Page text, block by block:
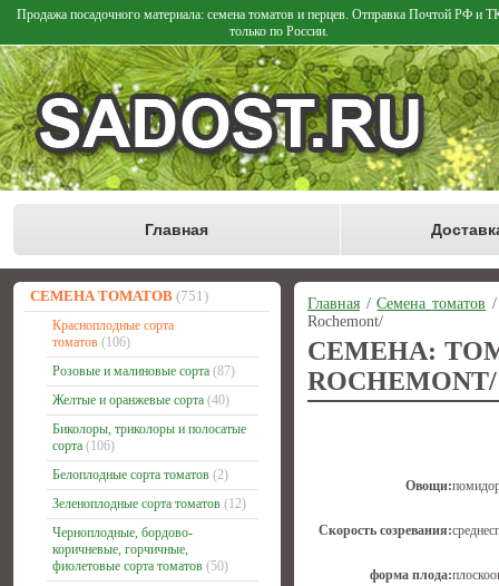
Продажа посадочного материала: семена томатов и перцев. Отправка Почтой РФ и
только по России.
Главная
СЕМЕНА ТОМАТОВ (751)
Красноплодные сорта
томатов (106)
Розовые и малиновые сорта (87)
Желтые и оранжевые сорта (40)
Биколоры, триколоры и полосатые
сорта (106)
Белоплодные сорта томатов (2)
Зеленоплодные сорта томатов (12)
Черноплодные, бордово-
коричневые, горчичные,
фиолетовые сорта томатов (50)
Главная /Семена томатов
Rochemont/
СЕМЕНА:
ROCHEMONT/
Овощи:
Скорость созревания:
форма плода: